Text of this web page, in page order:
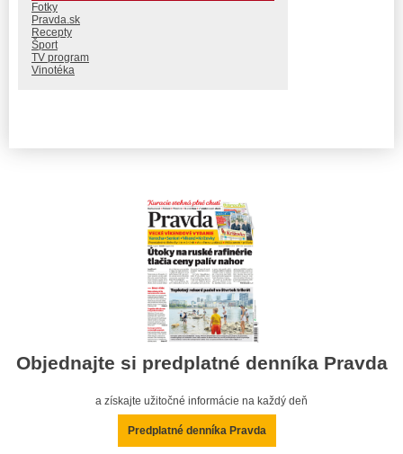
Fotky
Pravda.sk
Recepty
Šport
TV program
Vinotéka
Objednajte si predplatné denníka Pravda
a získajte užitočné informácie na každý deň
Predplatné denníka Pravda